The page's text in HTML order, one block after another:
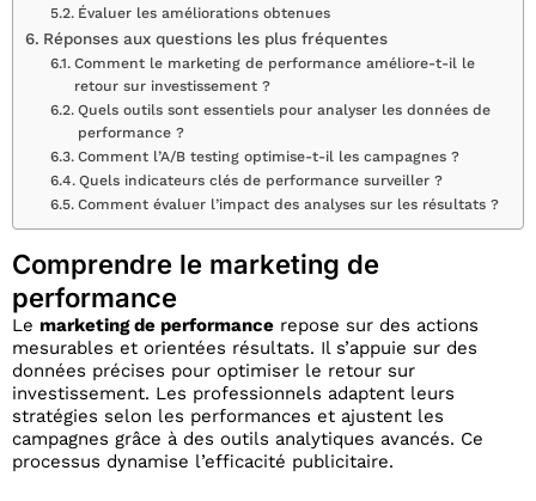
Évaluer les améliorations obtenues
Réponses aux questions les plus fréquentes
Comment le marketing de performance améliore-t-il le
retour sur investissement ?
Quels outils sont essentiels pour analyser les données de
performance ?
Comment l’A/B testing optimise-t-il les campagnes ?
Quels indicateurs clés de performance surveiller ?
Comment évaluer l’impact des analyses sur les résultats ?
Comprendre le marketing de
performance
Le marketing de performance repose sur des actions
mesurables et orientées résultats. Il s’appuie sur des
données précises pour optimiser le retour sur
investissement. Les professionnels adaptent leurs
stratégies selon les performances et ajustent les
campagnes grâce à des outils analytiques avancés. Ce
processus dynamise l’efficacité publicitaire.